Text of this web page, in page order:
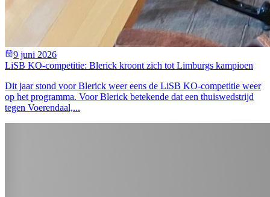
9 juni 2026
LiSB KO-competitie: Blerick kroont zich tot Limburgs kampioen
Dit jaar stond voor Blerick weer eens de LiSB KO-competitie weer
op het programma. Voor Blerick betekende dat een thuiswedstrijd
tegen Voerendaal,...